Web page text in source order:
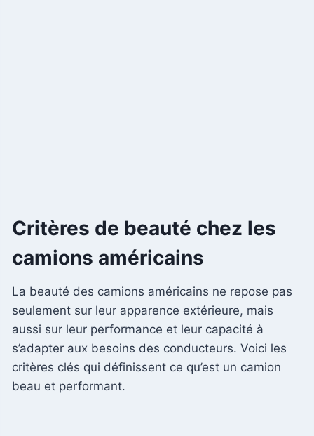
Critères de beauté chez les
camions américains
La beauté des camions américains ne repose pas
seulement sur leur apparence extérieure, mais
aussi sur leur performance et leur capacité à
s’adapter aux besoins des conducteurs. Voici les
critères clés qui définissent ce qu’est un camion
beau et performant.